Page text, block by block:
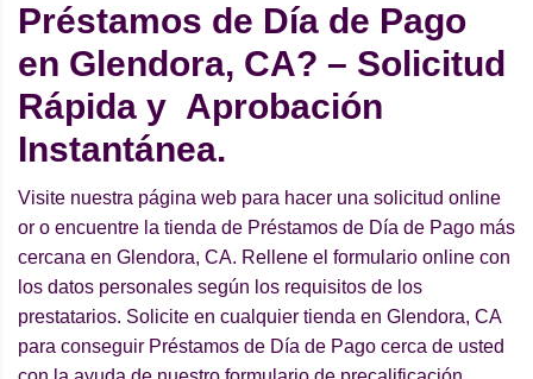
Préstamos de Día de Pago
en Glendora, CA? – Solicitud
Rápida y Aprobación
Instantánea.
Visite nuestra página web para hacer una solicitud online
or o encuentre la tienda de Préstamos de Día de Pago más
cercana en Glendora, CA. Rellene el formulario online con
los datos personales según los requisitos de los
prestatarios. Solicite en cualquier tienda en Glendora, CA
para conseguir Préstamos de Día de Pago cerca de usted